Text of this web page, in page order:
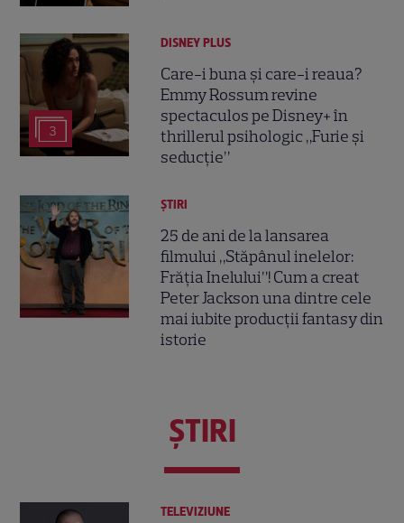
3
DISNEY PLUS
Care-i buna și care-i reaua?
Emmy Rossum revine
spectaculos pe Disney+ în
thrillerul psihologic „Furie și
seducție”
ȘTIRI
25 de ani de la lansarea
filmului „Stăpânul inelelor:
Frăția Inelului”! Cum a creat
Peter Jackson una dintre cele
mai iubite producții fantasy din
istorie
ŞTIRI
TELEVIZIUNE